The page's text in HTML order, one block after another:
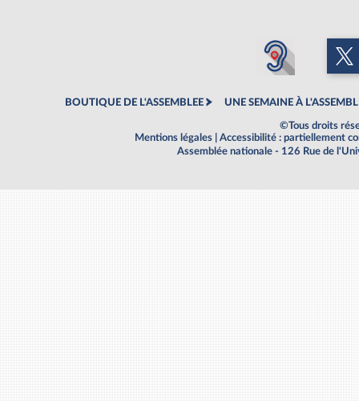
BOUTIQUE DE L'ASSEMBLEE UNE SEMAINE À
©Tous droits
Mentions légales
Accessibilité : partiellement
Assemblée nationale - 126 Rue de